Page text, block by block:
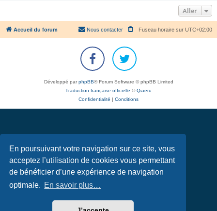
En poursuivant votre navigation sur ce site, vous
acceptez l’utilisation de cookies vous permettant
de bénéficier d’une expérience de navigation
optimale. En savoir plus…
Aller
Accueil du forum Fuseau horaire sur UTC+02:00
Nous contacter
Développé parphpBB® Forum Software © phpBB Limited
Traduction française officielle ©Qiaeru
Confidentialité | Conditions